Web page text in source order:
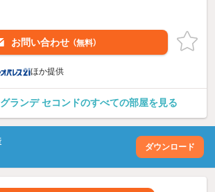
お問い合わせ （無料）
ほか提供
ランデ セコンドのすべての部屋を見る
ダウンロード